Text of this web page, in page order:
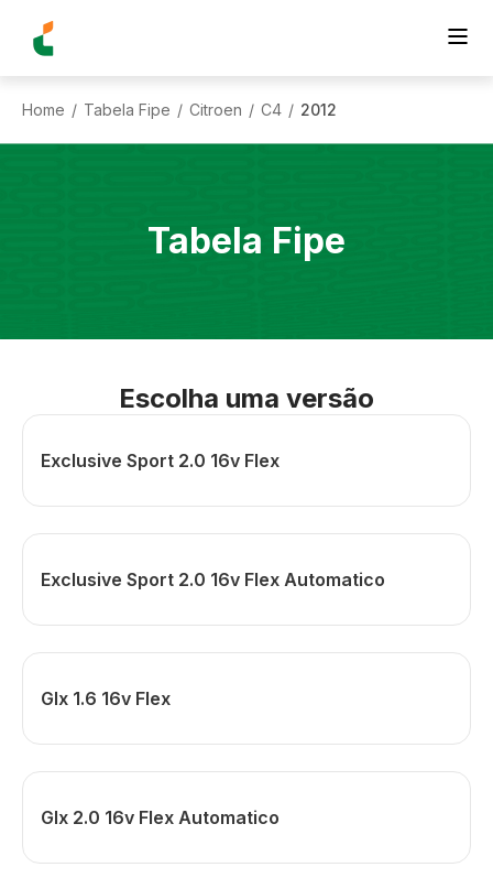
Home / Tabela Fipe / Citroen / C4 / 2012
Tabela Fipe
Escolha uma versão
Exclusive Sport 2.0 16v Flex
Exclusive Sport 2.0 16v Flex Automatico
Glx 1.6 16v Flex
Glx 2.0 16v Flex Automatico